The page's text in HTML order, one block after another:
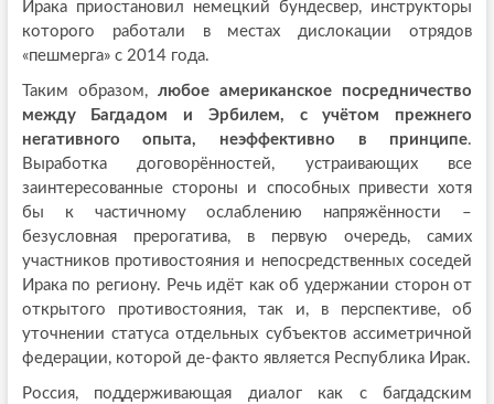
Ирака приостановил немецкий бундесвер, инструкторы
которого работали в местах дислокации отрядов
«пешмерга» с 2014 года.
Таким образом, любое американское посредничество
между Багдадом и Эрбилем, с учётом прежнего
негативного опыта, неэффективно в принципе.
Выработка договорённостей, устраивающих все
заинтересованные стороны и способных привести хотя
бы к частичному ослаблению напряжённости –
безусловная прерогатива, в первую очередь, самих
участников противостояния и непосредственных соседей
Ирака по региону. Речь идёт как об удержании сторон от
открытого противостояния, так и, в перспективе, об
уточнении статуса отдельных субъектов ассиметричной
федерации, которой де-факто является Республика Ирак.
Россия, поддерживающая диалог как с багдадским